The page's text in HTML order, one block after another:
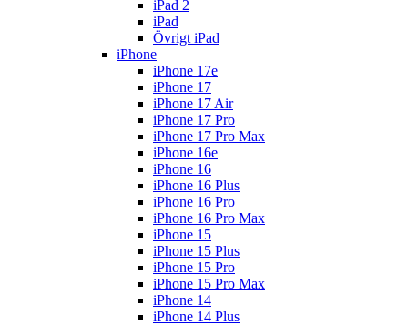
iPad 2
iPad
Övrigt iPad
iPhone
iPhone 17e
iPhone 17
iPhone 17 Air
iPhone 17 Pro
iPhone 17 Pro Max
iPhone 16e
iPhone 16
iPhone 16 Plus
iPhone 16 Pro
iPhone 16 Pro Max
iPhone 15
iPhone 15 Plus
iPhone 15 Pro
iPhone 15 Pro Max
iPhone 14
iPhone 14 Plus